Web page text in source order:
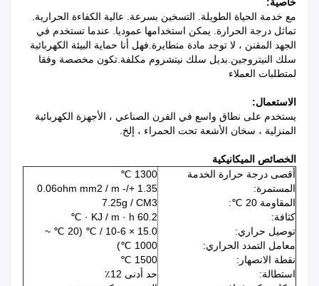
خاصية:
مع خدمة الحياة الطويلة. التسخين بسرعة. عالية الكفاءة الحرارية.
تماثل درجة الحرارة. يمكن استخدامها عموديا. عندما تستخدم في
الجهد المقنن ، لا توجد مادة متطايرة.فهل أنا حماية البيئة الكهربائية
سلك النيتروجين.بديل سلك نيتشروم مكلفة.تكون مخصصة وفقا
لمتطلبات العملاء
الاستعمال:
يستخدم على نطاق واسع في الفرن الصناعي ، الأجهزة الكهربائية
المنزلية ، سخان الأشعة تحت الحمراء ، إلخ.
الخصائص الميكانيكية
أقصى درجة حرارة الخدمة
المستمرة:
المقاومة 20 ℃:
كثافة:
توصيل حراري:
معامل التمدد الحراري:
نقطة الانصهار:
استطالة:
1300 ℃
1.35 +/- 0.06ohm mm2 / m
7.25g / CM3
60.2 KJ / m · h · ℃
15.0 × 10-6 / ℃ (20 ℃ ~
1000 ℃)
1500 ℃
حد أدنى 12٪